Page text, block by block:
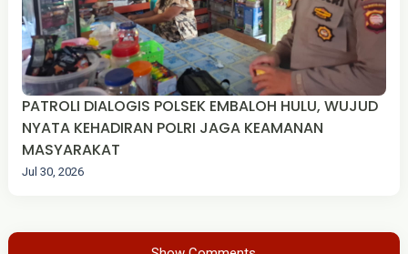
PATROLI DIALOGIS POLSEK EMBALOH HULU, WUJUD
NYATA KEHADIRAN POLRI JAGA KEAMANAN
MASYARAKAT
Jul 30, 2026